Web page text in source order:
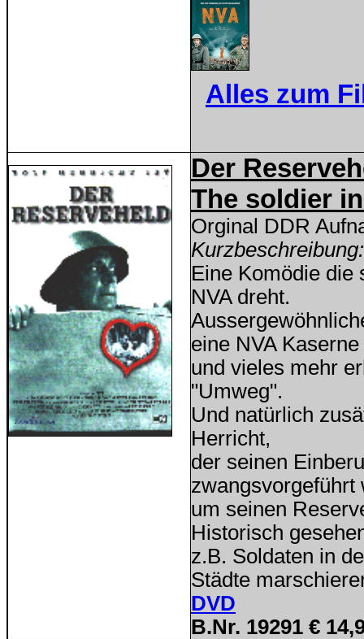
Alles zum
Der
The soldier
Orginal DDR
Kurzbeschreibung:
Eine Komödie die
NVA dreht.
eine NVA Kaserne
und vieles mehr
"Umweg".
Und natürlich
Herricht,
der seinen
zwangsvorgeführt
um seinen
Historisch
z.B. Soldaten in
Städte
DVD
B.Nr. 19291 €